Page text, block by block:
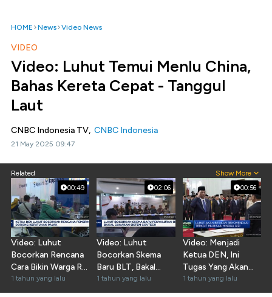
HOME News Video News
VIDEO
Video: Luhut Temui Menlu China,
Bahas Kereta Cepat - Tanggul
Laut
CNBC Indonesia TV, CNBC Indonesia
21 May 2025 09:47
Related Show More
00:49
Video: Luhut
Bocorkan Rencana
Cara Bikin Warga RI
Makin Taat Pajak
1 tahun yang lalu
02:06
Video: Luhut
Bocorkan Skema
Baru BLT, Bakal
Gunakan Sistem
Govtech
1 tahun yang lalu
00:56
Video: Menjadi
Ketua DEN, Ini
Tugas Yang Akan
Diemban Luhut
1 tahun yang lalu